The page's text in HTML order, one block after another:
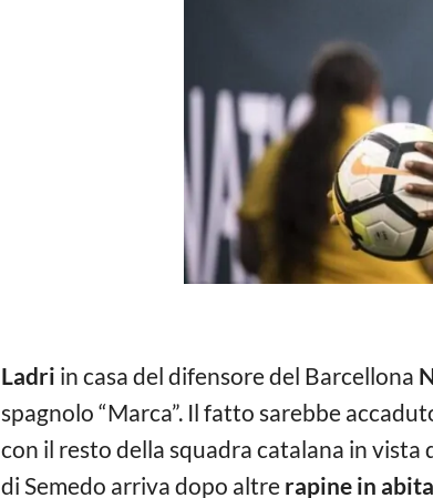
Ladri in casa del difensore del Barcellona
spagnolo “Marca”. Il fatto sarebbe
con il resto della squadra catalana in vista
di Semedo arriva dopo altre rapine in